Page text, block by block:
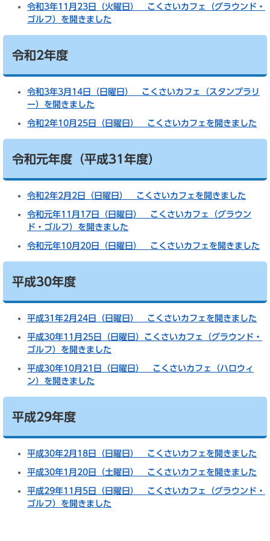
令和3年11月23日（火曜日） こくさいカフェ（グラウンド・
ゴルフ）を開きました
令和2年度
令和3年3月14日（日曜日） こくさいカフェ（スタンプラリ
ー）を開きました
令和2年10月25日（日曜日） こくさいカフェを開きました
令和元年度（平成31年度）
令和2年2月2日（日曜日） こくさいカフェを開きました
令和元年11月17日（日曜日） こくさいカフェ（グラウン
ド・ゴルフ）を開きました
令和元年10月20日（日曜日） こくさいカフェを開きました
平成30年度
平成31年2月24日（日曜日） こくさいカフェを開きました
平成30年11月25日（日曜日）こくさいカフェ（グラウンド・
ゴルフ）を開きました
平成30年10月21日（日曜日） こくさいカフェ（ハロウィ
ン）を開きました
平成29年度
平成30年2月18日（日曜日） こくさいカフェを開きました
平成30年1月20日（土曜日） こくさいカフェを開きました
平成29年11月5日（日曜日） こくさいカフェ（グラウンド・
ゴルフ）を開きました